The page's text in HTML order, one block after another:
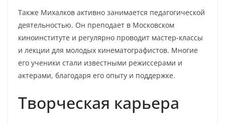
Также Михалков активно занимается педагогической
деятельностью. Он преподает в Московском
киноинституте и регулярно проводит мастер-классы
и лекции для молодых кинематографистов. Многие
его ученики стали известными режиссерами и
актерами, благодаря его опыту и поддержке.
Творческая карьера